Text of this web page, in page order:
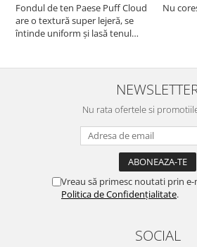
Fondul de ten Paese Puff Cloud
are o textură super lejeră, se
întinde uniform și lasă tenul
rezistă bine toată ziua și nu
oxidează. Se simte ca o cremă
hidratantă pe piele. Un f...
Nu
Nu rata ofertele si
Vreau să primesc noutati prin e-
Politica de Confidențialitate.
SOCIAL